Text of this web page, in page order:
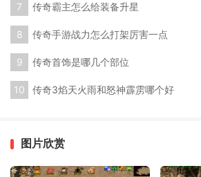
传奇霸主怎么给装备升星
传奇手游战力怎么打架厉害一点
传奇首饰是哪几个部位
传奇3焰天火雨和怒神霹雳哪个好
图片欣赏